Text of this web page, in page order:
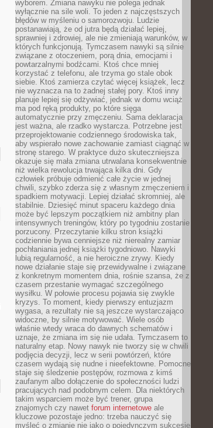
wyborem. Zmiana nawyku nie polega jednak
wyłącznie na sile woli. To jeden z najczęstszych
błędów w myśleniu o samorozwoju. Ludzie
postanawiają, że od jutra będą działać lepiej,
sprawniej i zdrowiej, ale nie zmieniają warunków, w
których funkcjonują. Tymczasem nawyki są silnie
związane z otoczeniem, porą dnia, emocjami i
powtarzalnymi bodźcami. Ktoś chce mniej
korzystać z telefonu, ale trzyma go stale obok
siebie. Ktoś zamierza czytać więcej książek, lecz
nie wyznacza na to żadnej stałej pory. Ktoś inny
planuje lepiej się odżywiać, jednak w domu wciąż
ma pod ręką produkty, po które sięga
automatycznie przy zmęczeniu. Sama deklaracja
jest ważna, ale rzadko wystarcza. Potrzebne jest
przeprojektowanie codziennego środowiska tak,
aby wspierało nowe zachowanie zamiast ciągnąć w
stronę starego. W praktyce dużo skuteczniejsza
okazuje się mała zmiana utrwalana konsekwentnie
niż wielka rewolucja trwająca kilka dni. Gdy
człowiek próbuje odmienić całe życie w jednej
chwili, szybko zderza się z własnym zmęczeniem i
spadkiem motywacji. Lepiej działać skromniej, ale
stabilnie. Dziesięć minut spaceru każdego dnia
może być lepszym początkiem niż ambitny plan
intensywnych treningów, który po tygodniu zostanie
porzucony. Przeczytanie kilku stron książki
codziennie bywa cenniejsze niż nierealny zamiar
pochłaniania jednej książki tygodniowo. Nawyki
lubią regularność, a nie heroiczne zrywy. Kiedy
nowe działanie staje się przewidywalne i związane
z konkretnym momentem dnia, rośnie szansa, że z
czasem przestanie wymagać szczególnego
wysiłku. W połowie procesu pojawia się zwykle
kryzys. To moment, kiedy pierwszy entuzjazm
wygasa, a rezultaty nie są jeszcze wystarczająco
widoczne, by silnie motywować. Wiele osób
właśnie wtedy wraca do dawnych schematów i
uznaje, że zmiana im się nie udała. Tymczasem to
naturalny etap. Nowy nawyk nie tworzy się w chwili
podjęcia decyzji, lecz w serii powtórzeń, które
czasem wydają się nudne i nieefektowne. Pomocne
staje się śledzenie postępów, rozmowa z kimś
zaufanym albo dołączenie do społeczności ludzi
pracujących nad podobnym celem. Dla niektórych
takim wsparciem może być trener, grupa
znajomych czy nawet forum internetowe ale
kluczowe pozostaje jedno: trzeba nauczyć się
myśleć o zmianie nie jako o pojedynczym sukcesie